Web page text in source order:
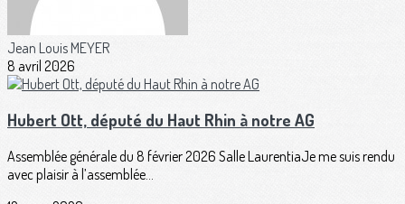
Jean Louis MEYER
8 avril 2026
Hubert Ott, député du Haut Rhin à notre AG
Assemblée générale du 8 février 2026 Salle LaurentiaJe me suis rendu
avec plaisir à l’assemblée...